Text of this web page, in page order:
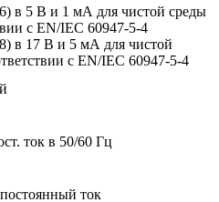
в 5 В и 1 мА для чистой среды
с EN/IEC 60947-5-4
в 17 В и 5 мА для чистой
с EN/IEC 60947-5-4
ток в 50/60 Гц
ток